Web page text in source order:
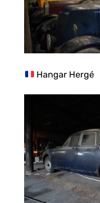
Hangar Hergé